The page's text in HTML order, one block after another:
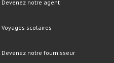
Devenez notre agent
Voyages scolaires
Devenez notre fournisseur